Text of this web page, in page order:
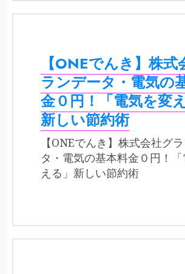
【ONEでんき】株式
ランデータ・電気の
金０円！「電気を変
新しい節約術
【ONEでんき】株式会社グ
タ・電気の基本料金０円！
える」新しい節約術